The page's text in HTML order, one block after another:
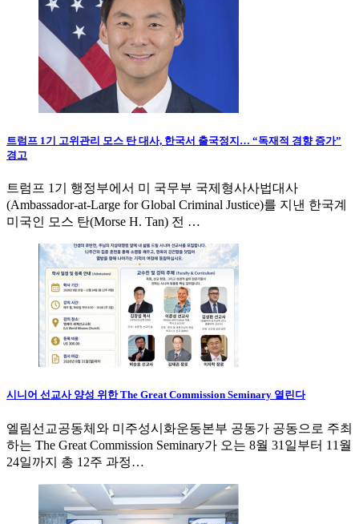
트럼프 1기 고위관리 모스 탄 대사, 한국서 출국정지… “독재적 경향 증가”
경고
트럼프 1기 행정부에서 미 국무부 국제형사사법대사
(Ambassador-at-Large for Global Criminal Justice)를 지낸 한국계
미국인 모스 탄(Morse H. Tan) 전 …
시니어 선교사 양성 위한 The Great Commission Seminary 열린다
엘림선교공동체와 미주성시화운동본부 공동가 공동으로 주최
하는 The Great Commission Seminary가 오는 8월 31일부터 11월
24일까지 총 12주 과정…